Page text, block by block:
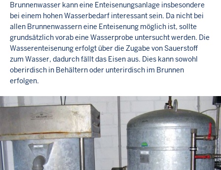
Brunnenwasser kann eine Enteisenungsanlage insbesondere
bei einem hohen Wasserbedarf interessant sein. Da nicht bei
allen Brunnenwassern eine Enteisenung möglich ist, sollte
grundsätzlich vorab eine Wasserprobe untersucht werden. Die
Wasserenteisenung erfolgt über die Zugabe von Sauerstoff
zum Wasser, dadurch fällt das Eisen aus. Dies kann sowohl
oberirdisch in Behältern oder unterirdisch im Brunnen
erfolgen.